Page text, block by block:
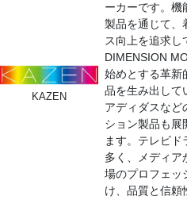
KAZEN
ーカーです。機
製品を通じて、
ス向上を追求し
DIMENSION
始めとする革新
品を生み出して
アディダスなど
ション製品も展
ます。テレビド
多く、メディア
場のプロフェッ
け、品質と信頼